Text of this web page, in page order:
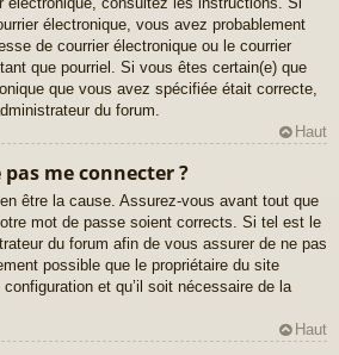
électronique, vous avez probablement
de courrier électronique ou le courrier
que pourriel. Si vous êtes certain(e) que
que vous avez spécifiée était correcte,
du forum.
Haut
me connecter ?
être la cause. Assurez-vous avant tout que
mot de passe soient corrects. Si tel est le
du forum afin de vous assurer de ne pas
possible que le propriétaire du site
et qu’il soit nécessaire de la
Haut